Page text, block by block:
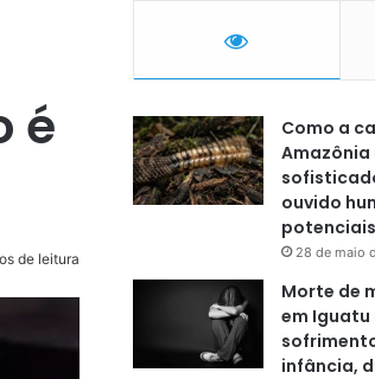
é
de leitura
Como a
Amazônia
ouvido
28 de maio
Morte de
em Iguatu
infância,